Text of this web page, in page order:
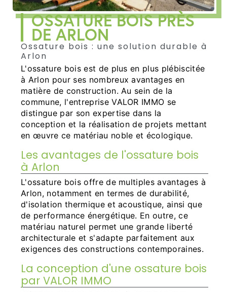
OSSATURE BOIS PRÈS
DE ARLON
Ossature bois : une solution durable à
Arlon
L'ossature bois est de plus en plus plébiscitée
à Arlon pour ses nombreux avantages en
matière de construction. Au sein de la
commune, l'entreprise VALOR IMMO se
distingue par son expertise dans la
conception et la réalisation de projets mettant
en œuvre ce matériau noble et écologique.
Les avantages de l'ossature bois
à Arlon
L'ossature bois offre de multiples avantages à
Arlon, notamment en termes de durabilité,
d'isolation thermique et acoustique, ainsi que
de performance énergétique. En outre, ce
matériau naturel permet une grande liberté
architecturale et s'adapte parfaitement aux
exigences des constructions contemporaines.
La conception d'une ossature bois
par VALOR IMMO